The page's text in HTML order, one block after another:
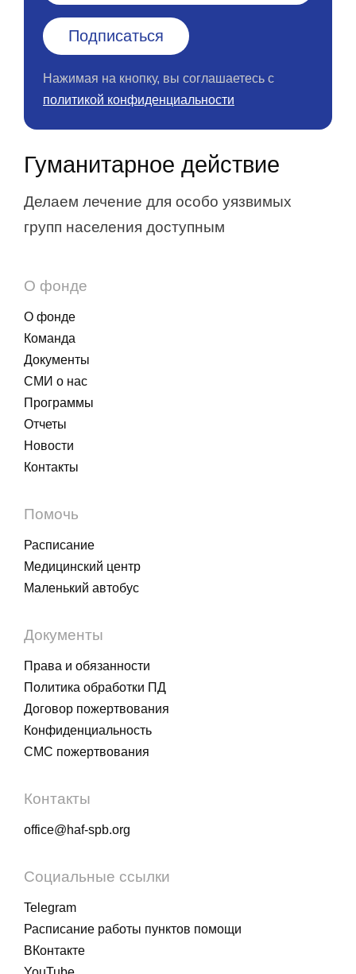
Нажимая на кнопку, вы соглашаетесь с
политикой конфиденциальности
Гуманитарное действие
Делаем лечение для особо уязвимых
групп населения доступным
О фонде
О фонде
Команда
Документы
СМИ о нас
Программы
Отчеты
Новости
Контакты
Помочь
Расписание
Медицинский центр
Маленький автобус
Документы
Права и обязанности
Политика обработки ПД
Договор пожертвования
Конфиденциальность
СМС пожертвования
Контакты
office@haf-spb.org
Социальные ссылки
Telegram
Расписание работы пунктов помощи
ВКонтакте